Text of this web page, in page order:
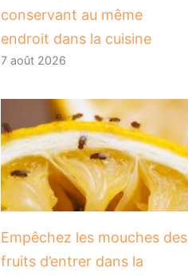
conservant au même
endroit dans la cuisine
7 août 2026
​Empêchez les mouches des
fruits d’entrer dans la